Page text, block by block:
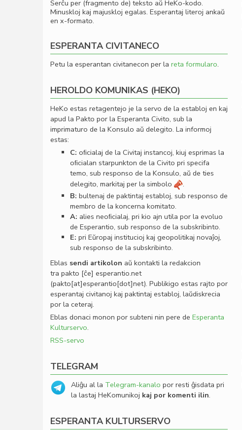
Serĉu per (fragmento de) teksto aŭ HeKo-kodo.
Minuskloj kaj majuskloj egalas. Esperantaj literoj ankaŭ
en x-formato.
ESPERANTA CIVITANECO
Petu la esperantan civitanecon per la reta formularo.
HEROLDO KOMUNIKAS (HEKO)
HeKo estas retagentejo je la servo de la establoj en kaj
apud la Pakto por la Esperanta Civito, sub la
imprimaturo de la Konsulo aŭ delegito. La informoj
estas:
C: oﬁcialaj de la Civitaj instancoj, kiuj esprimas la
oﬁcialan starpunkton de la Civito pri specifa
temo, sub responso de la Konsulo, aŭ de ties
delegito, markitaj per la simbolo
.
B: bultenaj de paktintaj establoj, sub responso de
membro de la koncerna komitato.
A: alies neoﬁcialaj, pri kio ajn utila por la evoluo
de Esperantio, sub responso de la subskribinto.
E: pri Eŭropaj institucioj kaj geopolitikaj novaĵoj,
sub responso de la subskribinto.
Eblas sendi artikolon aŭ kontakti la redakcion
tra pakto [ĉe] esperantio.net
(pakto[at]esperantio[dot]net). Publikigo estas rajto por
esperantaj civitanoj kaj paktintaj establoj, laŭdiskrecia
por la ceteraj.
Eblas donaci monon por subteni nin pere de Esperanta
Kulturservo.
RSS-servo
TELEGRAM
Aliĝu al la Telegram-kanalo por resti ĝisdata pri
la lastaj HeKomunikoj kaj por komenti ilin.
ESPERANTA KULTURSERVO